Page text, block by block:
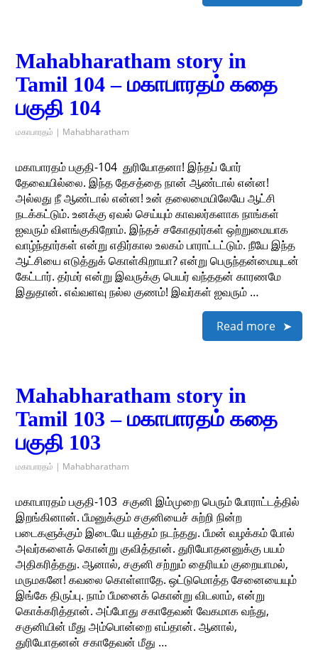
Mahabharatham story in
Tamil 104 – மகாபாரதம் கதை
பகுதி 104
மகாபாரதம் | Mahabharatham
மகாபாரதம் பகுதி-104 ​ துரியோதனா! இந்தப் போர்
தேவையில்லை. இந்த தேசத்தை நான் ஆண்டால் என்ன!
அல்லது நீ ஆண்டால் என்ன! உன் தலைமையிலேயே ஆட்சி
நடக்கட்டும். உனக்கு ஏவல் செய்யும் காவலர்களாக நாங்கள்
ஐவரும் விளங்குகிறோம். இந்தச் சகோதரர்கள் ஒற்றுமையாக
வாழ்ந்தார்கள் என்று எதிர்கால உலகம் பாராட்டட்டும். நீயே இந்த
ஆட்சியை எடுத்துக் கொள்கிறாயா? என்று பெருந்தன்மையுடன்
கேட்டார். தர்மர் என்று இவருக்கு பெயர் வந்ததன் காரணமே
இதுதான். எவ்வளவு நல்ல குணம்! இவர்கள் ஐவரும் …
Read more
Mahabharatham story in
Tamil 103 – மகாபாரதம் கதை
பகுதி 103
மகாபாரதம் | Mahabharatham
மகாபாரதம் பகுதி-103 ​ சகுனி இம்முறை பெரும் போராட்டத்தில்
இறங்கினான். பீமனுக்கும் சகுனியைச் சுற்றி நின்ற
படைகளுக்கும் இடையே யுத்தம் நடந்தது. பீமன் வழக்கம் போல்
அவர்களைக் கொன்று குவித்தான். துரியோதனனுக்கு பயம்
அதிகரித்தது. ஆனால், சகுனி சற்றும் தைரியம் குறையாமல்,
மருமகனே! கவலை கொள்ளாதே. ஒட்டுமொத்த சேனையையும்
இங்கே திருப்பு. நாம் பீமனைக் கொன்று விடலாம், என்று
கொக்கரித்தான். அப்போது சகாதேவன் வேகமாக வந்து,
சகுனியின் மீது அம்பொன்றை எய்தான். ஆனால்,
துரியோதனன் சகாதேவன் மீது …